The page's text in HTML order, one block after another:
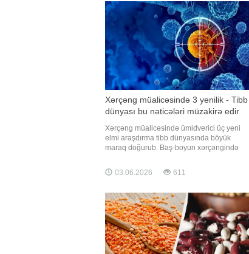
ölüm riskin
Xərçəng müalicəsində 3 yenilik - Tibb
dünyası bu nəticələri müzakirə edir
Xərçəng müalicəsində ümidverici üç yeni
elmi araşdırma tibb dünyasında böyük
maraq doğurub. Baş-boyun xərçəngində
olduğu bildirilərkən, sinə xərçəngində bəzi
xəstələr üçün kimyaterapiyasız müalicə
pankreas xərçəngində isə eksperimenta
03.06.2026 611